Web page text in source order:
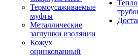
Термоусаживаемые
муфты
Металлические
заглушки изоляции
Кожух
оцинкованный